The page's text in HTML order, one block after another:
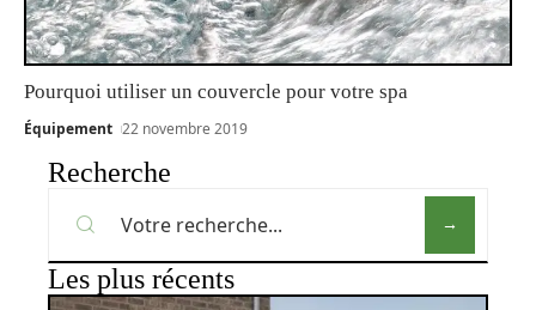
Pourquoi utiliser un couvercle pour votre spa
Équipement 22 novembre 2019
Recherche
Les plus récents